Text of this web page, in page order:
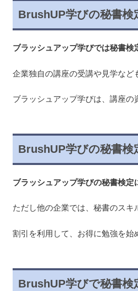
BrushUP学びの秘書検
ブラッシュアップ学びでは秘書検
企業独自の講座の受講や見学など
ブラッシュアップ学びは、講座の
BrushUP学びの秘書検
ブラッシュアップ学びの秘書検定
ただし他の企業では、秘書のスキ
割引を利用して、お得に勉強を始
BrushUP学びで秘書検